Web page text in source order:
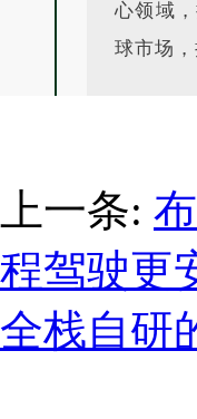
心领域
球市场
上一条:
程驾驶更
全栈自研